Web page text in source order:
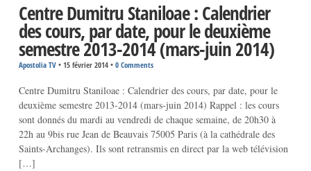
Centre Dumitru Staniloae : Calendrier
des cours, par date, pour le deuxième
semestre 2013-2014 (mars-juin 2014)
Apostolia TV• 15 février 2014• 0 Comments
Centre Dumitru Staniloae : Calendrier des cours, par date, pour le
deuxième semestre 2013-2014 (mars-juin 2014) Rappel : les cours
sont donnés du mardi au vendredi de chaque semaine, de 20h30 à
22h au 9bis rue Jean de Beauvais 75005 Paris (à la cathédrale des
Saints-Archanges). Ils sont retransmis en direct par la web télévision
[…]